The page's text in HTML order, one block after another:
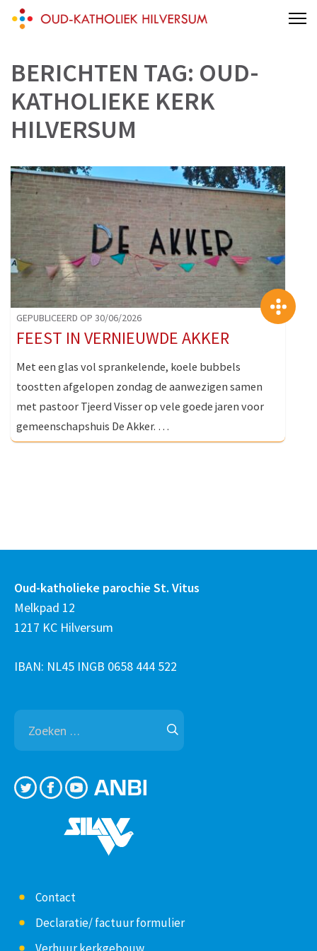
Skip
(Press
Oud-katholiek Hilversum
aan 't Melkpad
BERICHTEN TAG: OUD-
KATHOLIEKE KERK
HILVERSUM
GEPUBLICEERD OP 30/06/2026
FEEST IN VERNIEUWDE AKKER
Met een glas vol sprankelende, koele bubbels
toostten afgelopen zondag de aanwezigen samen
met pastoor Tjeerd Visser op vele goede jaren voor
gemeenschapshuis De Akker. …
Oud-katholieke parochie St. Vitus
Melkpad 12
1217 KC Hilversum
IBAN: NL45 INGB 0658 444 522
Zoeken
naar:
Contact
Declaratie/ factuur formulier
Verhuur kerkgebouw